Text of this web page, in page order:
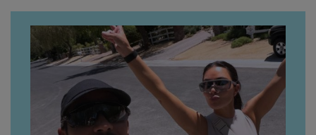
noastră! Fostei
prezentatoare nici că-i
vine să creadă că s-a
ajuns până aici, dar e
adevărat, au făcut-o și pe
asta! Și ce a ieșit la iveală
ar fi prea mult pentru
oricine: "Cu… mine, fata
româncă...”